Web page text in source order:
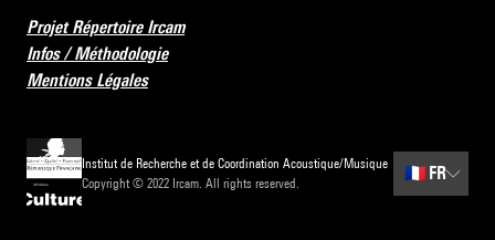
Projet Répertoire Ircam
Infos / Méthodologie
Mentions Légales
Institut de Recherche et de Coordination Acoustique/Musique
Copyright © 2022 Ircam. All rights reserved.
🇫🇷 FR